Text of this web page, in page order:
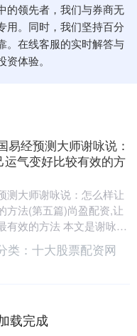
的领先者，我们与券商无
用。同时，我们坚持百分
。在线客服的实时解答与
体验。
易经预测大师谢咏说：
运气变好比较有效的方
测大师谢咏说：怎么样让
方法(第五篇)尚盈配资,让
有效的方法 本文是谢咏老
》系列文章的第五篇，因
类： 十大股票配资网
载完成